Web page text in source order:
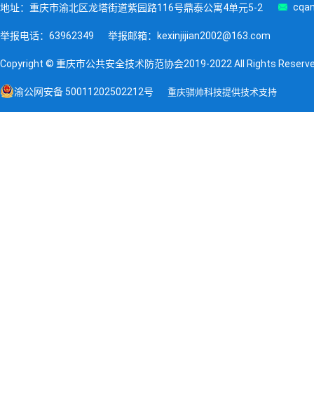
地址：重庆市渝北区龙塔街道紫园路116号鼎泰公寓4单元5-2 
举报电话：63962349 举报邮箱：kexinjijian2002@163.com
Copyright © 重庆市公共安全技术防范协会2019-2022 All Rights
渝公网安备 50011202502212号 重庆骐帅科技提供技术支持